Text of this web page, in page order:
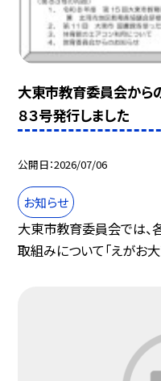
大東市教育委員会から
８３号発行しました
公開日 2026/07/06
お知らせ
大東市教育委員会では、
取組みについて「えがお